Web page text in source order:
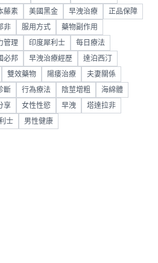
藤素 美國黑金 早洩治療 正品保障
非 服用方式 藥物副作用
管理 印度犀利士 每日療法
必邦 早洩治療經歷 達泊西汀
雙效藥物 陽痿治療 夫妻關係
斷 行為療法 陰莖增粗 海綿體
享 女性性慾 早洩 塔達拉非
士 男性健康